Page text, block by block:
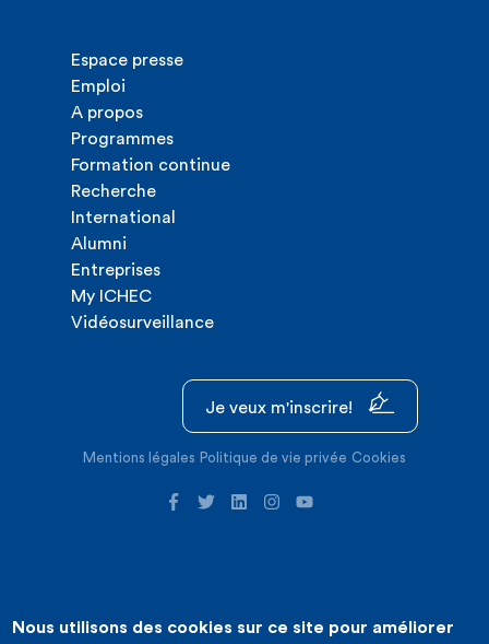
Espace presse
Emploi
A propos
Programmes
Formation continue
Recherche
International
Alumni
Entreprises
My ICHEC
Vidéosurveillance
Je veux m'inscrire!
Mentions légales Politique de vie privée Cookies
©2026 ICHEC |Création de site internet : Expansion
Nous utilisons des cookies sur ce site pour améliorer